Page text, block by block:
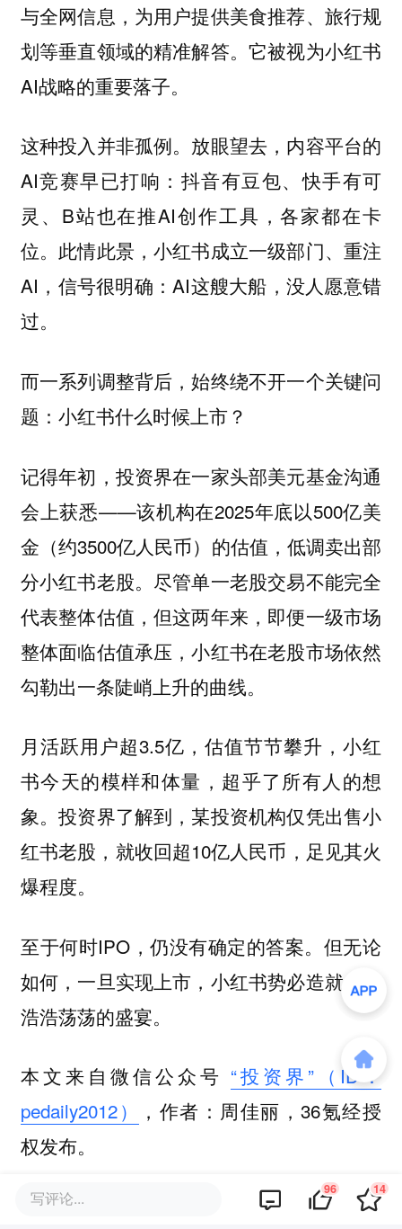
与全网信息，为用户提供美食推荐、旅行规
划等垂直领域的精准解答。它被视为小红书
AI战略的重要落子。
这种投入并非孤例。放眼望去，内容平台的
AI竞赛早已打响：抖音有豆包、快手有可
灵、B站也在推AI创作工具，各家都在卡
位。此情此景，小红书成立一级部门、重注
AI，信号很明确：AI这艘大船，没人愿意错
过。
而一系列调整背后，始终绕不开一个关键问
题：小红书什么时候上市？
记得年初，投资界在一家头部美元基金沟通
会上获悉——该机构在2025年底以500亿美
金（约3500亿人民币）的估值，低调卖出部
分小红书老股。尽管单一老股交易不能完全
代表整体估值，但这两年来，即便一级市场
整体面临估值承压，小红书在老股市场依然
勾勒出一条陡峭上升的曲线。
月活跃用户超3.5亿，估值节节攀升，小红
书今天的模样和体量，超乎了所有人的想
象。投资界了解到，某投资机构仅凭出售小
红书老股，就收回超10亿人民币，足见其火
爆程度。
至于何时IPO，仍没有确定的答案。但无论
如何，一旦实现上市，小红书势必造就一场
浩浩荡荡的盛宴。
本文来自微信公众号 “投资界”（ID：
pedaily2012）
，作者：周佳丽，36氪经授
权发布。
该文观点仅代表作者本人，36氪平台仅提供信息存储空间服务。
写评论... 96 14